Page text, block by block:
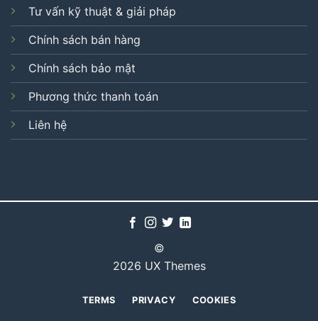
Tư vấn kỹ thuật & giải pháp
Chính sách bán hàng
Chính sách bảo mật
Phương thức thanh toán
Liên hệ
©
2026 UX Themes
TERMS PRIVACY COOKIES